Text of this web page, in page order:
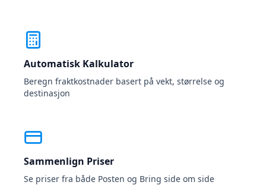
Automatisk Kalkulator
Beregn fraktkostnader basert på vekt, størrelse og
destinasjon
Sammenlign Priser
Se priser fra både Posten og Bring side om side